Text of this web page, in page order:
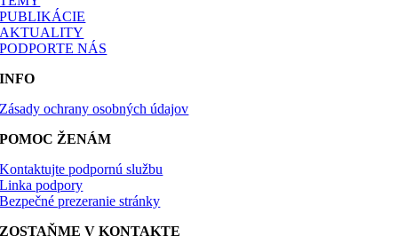
PUBLIKÁCIE
AKTUALITY
PODPORTE NÁS
INFO
Zásady ochrany osobných údajov
POMOC ŽENÁM
Kontaktujte podpornú službu
Linka podpory
Bezpečné prezeranie stránky
ZOSTAŇME V KONTAKTE